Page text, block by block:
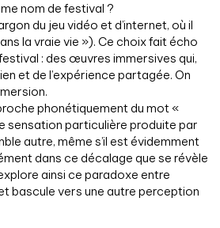
nom de festival ?
du jeu vidéo et d’internet, où il
la vraie vie »). Ce choix fait écho
: des œuvres immersives qui,
et de l’expérience partagée. On
phonétiquement du mot «
sensation particulière produite par
autre, même s’il est évidemment
dans ce décalage que se révèle
ainsi ce paradoxe entre
bascule vers une autre perception